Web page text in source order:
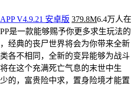
V4.9.21 安卓版 379.8M6.4万人在
是一款能够赐予你更多求生玩法的
经典的丧尸世界将会为你带来全新
各不相同，全新的变异能够为战斗
在这个充满死亡气息的末世中生
的，富贵险中求，置身险境才能置